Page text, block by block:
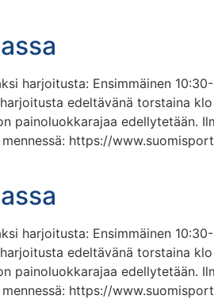
harjoitusta: Ensimmäinen
edeltävänä torstaina
painoluokkarajaa edellytetään.
https://
harjoitusta: Ensimmäinen
edeltävänä torstaina
painoluokkarajaa edellytetään.
https://